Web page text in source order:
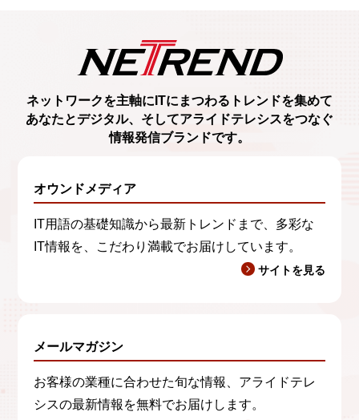
ネットワークを主軸に ITにまつわるトレンドを集めて
あなたとデジタル、 そしてアライドテレシスをつなぐ
情報発信ブランドです。
オウンドメディア
IT用語の基礎知識から最新トレンドまで、多彩な
IT情報を、こだわり満載でお届けしています。
サイトを見る
メールマガジン
お客様の業種に合わせた旬な情報、アライドテレ
シスの最新情報を無料でお届けします。